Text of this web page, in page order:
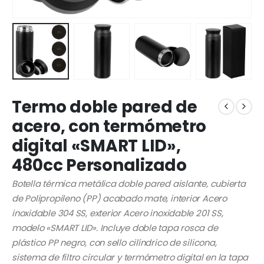
Termo doble pared de
acero, con termómetro
digital «SMART LID»,
480cc Personalizado
Botella térmica metálica doble pared aislante, cubierta
de Polipropileno (PP) acabado mate, interior Acero
inoxidable 304 SS, exterior Acero inoxidable 201 SS,
modelo «SMART LID». Incluye doble tapa rosca de
plástico PP negro, con sello cilíndrico de silicona,
sistema de filtro circular y termómetro digital en la tapa